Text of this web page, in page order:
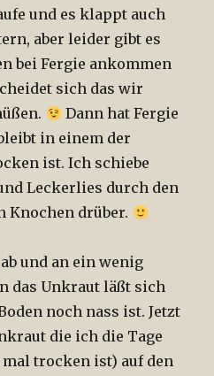
und es klappt auch
aber leider gibt es
bei Fergie ankommen
sich das wir
Dann hat Fergie
in einem der
ist. Ich schiebe
Leckerlies durch den
Knochen drüber.
und an ein wenig
das Unkraut läßt sich
noch nass ist. Jetzt
die ich die Tage
trocken ist) auf den